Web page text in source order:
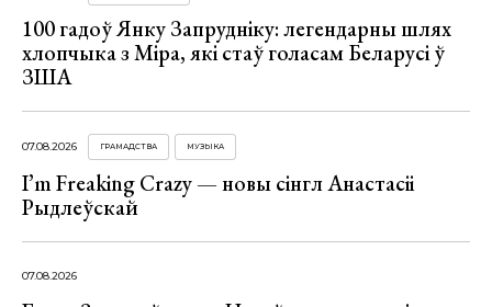
100 гадоў Янку Запрудніку: легендарны шлях
хлопчыка з Міра, які стаў голасам Беларусі ў
ЗША
07.08.2026 ГРАМАДСТВА МУЗЫКА
I’m Freaking Crazy — новы сінгл Анастасіі
Рыдлеўскай
07.08.2026